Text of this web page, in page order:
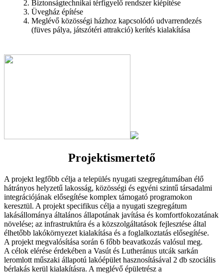
Biztonságtechnikai térfigyelő rendszer kiépítése
Üvegház építése
Meglévő közösségi házhoz kapcsolódó udvarrendezés
(füves pálya, játszótéri attrakció) kerítés kialakítása
Projektismertető
A projekt legfőbb célja a település nyugati szegregátumában élő
hátrányos helyzetű lakosság, közösségi és egyéni szintű társadalmi
integrációjának elősegítése komplex támogató programokon
keresztül. A projekt specifikus célja a nyugati szegregátum
lakásállománya általános állapotának javítása és komfortfokozatának
növelése; az infrastruktúra és a közszolgáltatások fejlesztése által
élhetőbb lakókörnyezet kialakítása és a foglalkoztatás elősegítése.
A projekt megvalósítása során 6 főbb beavatkozás valósul meg.
A célok elérése érdekében a Vasút és Lutheránus utcák sarkán
leromlott műszaki állapotú lakóépület hasznosításával 2 db szociális
bérlakás kerül kialakításra. A meglévő épületrész a